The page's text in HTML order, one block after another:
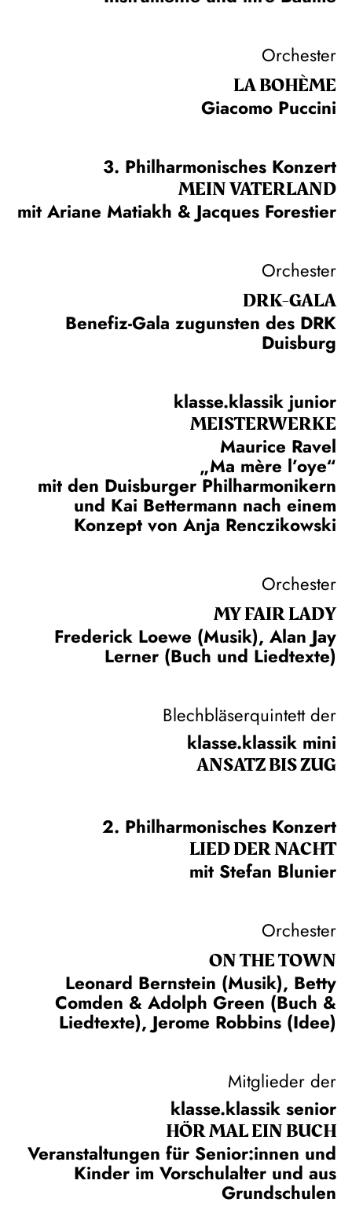
Orchester
LA BOHÈME
Giacomo Puccini
3. Philharmonisches Konzert
MEIN VATERLAND
mit Ariane Matiakh & Jacques Forestier
Orchester
DRK-GALA
Benefiz-Gala zugunsten des DRK
Duisburg
klasse.klassik junior
MEISTERWERKE
Maurice Ravel
„Ma mère l’oye“
mit den Duisburger Philharmonikern
und Kai Bettermann nach einem
Konzept von Anja Renczikowski
Orchester
MY FAIR LADY
Frederick Loewe (Musik), Alan Jay
Lerner (Buch und Liedtexte)
Blechbläserquintett der
klasse.klassik mini
ANSATZ BIS ZUG
2. Philharmonisches Konzert
LIED DER NACHT
mit Stefan Blunier
Orchester
ON THE TOWN
Leonard Bernstein (Musik), Betty
Comden & Adolph Green (Buch &
Liedtexte), Jerome Robbins (Idee)
Mitglieder der
klasse.klassik senior
HÖR MAL EIN BUCH
Veranstaltungen für Senior:innen und
Kinder im Vorschulalter und aus
Grundschulen